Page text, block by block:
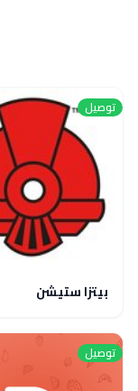
توصيل
بيتزا ستيشن
توصيل